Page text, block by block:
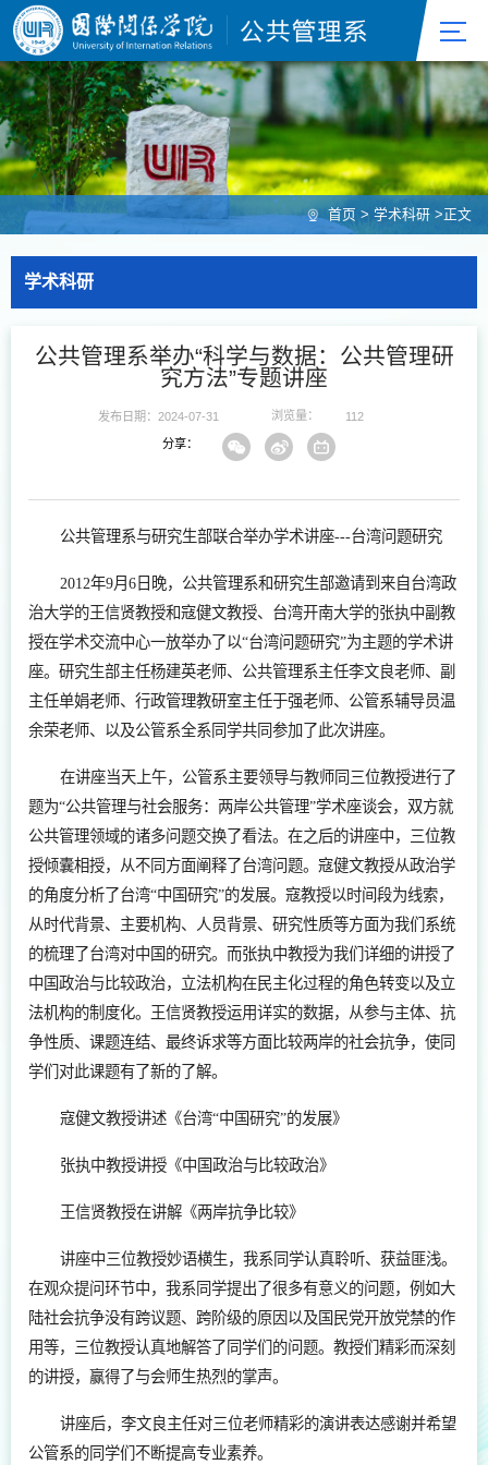
首页 > 学术科研 >正文
学术科研
公共管理系举办“科学与数据：公共管理研
究方法”专题讲座
发布日期：2024-07-31 浏览量： 112
分享：
公共管理系与研究生部联合举办学术讲座---台湾问题研究
2012年9月6日晚，公共管理系和研究生部邀请到来自台湾政
治大学的王信贤教授和寇健文教授、台湾开南大学的张执中副教
授在学术交流中心一放举办了以“台湾问题研究”为主题的学术讲
座。研究生部主任杨建英老师、公共管理系主任李文良老师、副
主任单娟老师、行政管理教研室主任于强老师、公管系辅导员温
余荣老师、以及公管系全系同学共同参加了此次讲座。
在讲座当天上午，公管系主要领导与教师同三位教授进行了
题为“公共管理与社会服务：两岸公共管理”学术座谈会，双方就
公共管理领域的诸多问题交换了看法。在之后的讲座中，三位教
授倾囊相授，从不同方面阐释了台湾问题。寇健文教授从政治学
的角度分析了台湾“中国研究”的发展。寇教授以时间段为线索，
从时代背景、主要机构、人员背景、研究性质等方面为我们系统
的梳理了台湾对中国的研究。而张执中教授为我们详细的讲授了
中国政治与比较政治，立法机构在民主化过程的角色转变以及立
法机构的制度化。王信贤教授运用详实的数据，从参与主体、抗
争性质、课题连结、最终诉求等方面比较两岸的社会抗争，使同
学们对此课题有了新的了解。
寇健文教授讲述《台湾“中国研究”的发展》
张执中教授讲授《中国政治与比较政治》
王信贤教授在讲解《两岸抗争比较》
讲座中三位教授妙语横生，我系同学认真聆听、获益匪浅。
在观众提问环节中，我系同学提出了很多有意义的问题，例如大
陆社会抗争没有跨议题、跨阶级的原因以及国民党开放党禁的作
用等，三位教授认真地解答了同学们的问题。教授们精彩而深刻
的讲授，赢得了与会师生热烈的掌声。
讲座后，李文良主任对三位老师精彩的演讲表达感谢并希望
公管系的同学们不断提高专业素养。